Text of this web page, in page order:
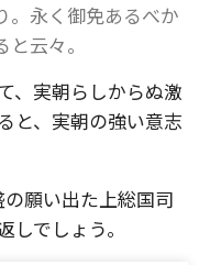
。永く御免あるべか
云々。
、実朝らしからぬ激
と、実朝の強い意志
願い出た上総国司
でしょう。